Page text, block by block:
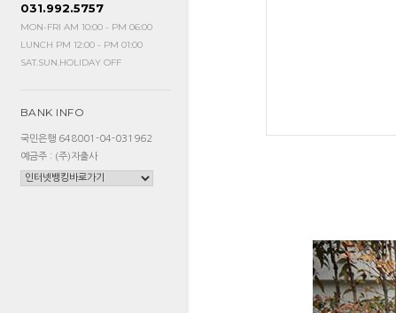
031.992.5757
MON-FRI AM 10:00 - PM 06:00
LUNCH PM 12:00 - PM 01:00
SAT.SUN.HOLIDAY OFF
BANK INFO
국민은행 648001-04-031962
예금주 : (주)자출사